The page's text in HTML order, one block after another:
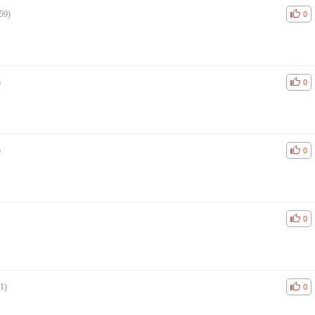
비공
0
비공
0
비공
0
비공
0
비공
0